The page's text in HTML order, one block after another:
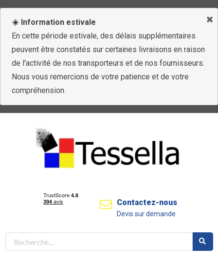
☀️ Information estivale
En cette période estivale, des délais supplémentaires
peuvent être constatés sur certaines livraisons en raison
de l'activité de nos transporteurs et de nos fournisseurs.
Nous vous remercions de votre patience et de votre
compréhension.
Contactez-nous
Devis sur demande